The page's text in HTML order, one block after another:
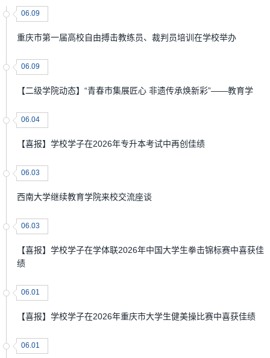
06.09
重庆市第一届高校自由搏击教练员、裁判员培训在学校举办
06.09
【二级学院动态】“青春市集展匠心 非遗传承焕新彩”——教育学
06.04
【喜报】学校学子在2026年专升本考试中再创佳绩
06.03
西南大学继续教育学院来校交流座谈
06.03
【喜报】学校学子在学体联2026年中国大学生拳击锦标赛中喜获佳
绩
06.01
【喜报】学校学子在2026年重庆市大学生健美操比赛中喜获佳绩
06.01